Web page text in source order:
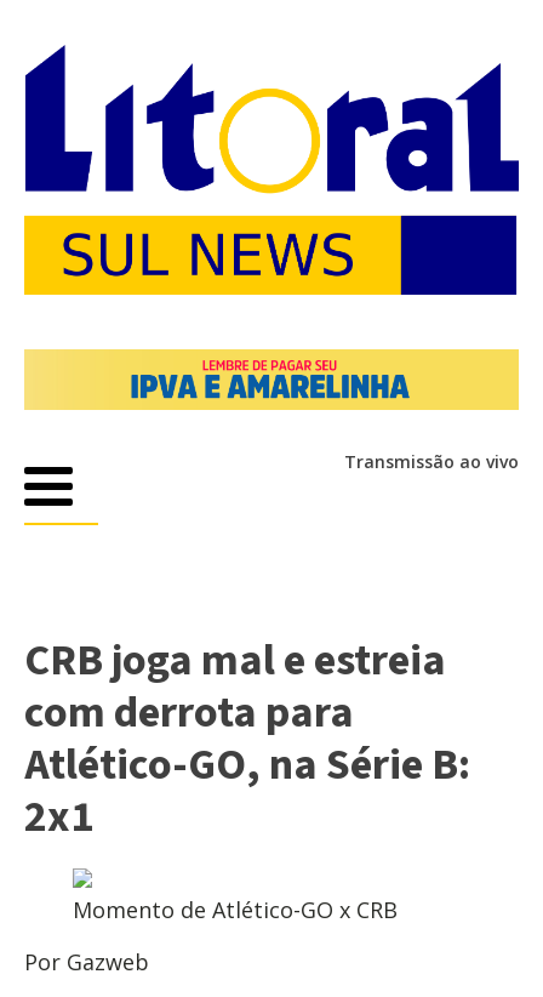
Transmissão ao vivo
CRB joga mal e estreia
com derrota para
Atlético-GO, na Série B:
2x1
Momento de Atlético-GO x CRB
Por Gazweb